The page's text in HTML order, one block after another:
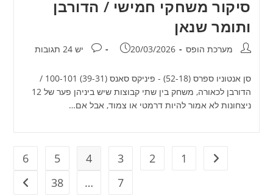
סיקור משחקי חמישי / הדורבן
ותומר שנאן
מחבר:מערכת הופס פורסם:
20/03/2026 תגובות:
יש 24 תגובות
סן אנטוניו ספרס (52-18) - פיניקס סאנס (39-31) 100-101 /
הדורבן לכאורה, משחק בין שתי קבוצות שיש ביניהן פער של 12
ניצחונות לא אמור להיות דרמטי או צמוד, אבל אם…
מעבר לעמוד הקודם
1
2
3
4
5
6
7
…
38 מעבר